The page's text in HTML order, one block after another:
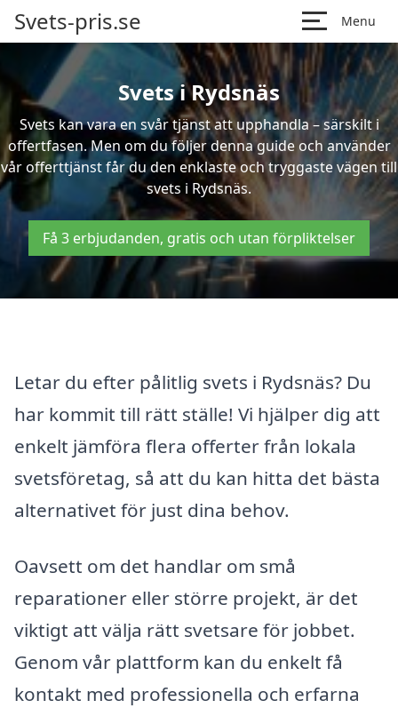
Svets-pris.se Menu
Svets i Rydsnäs
Svets kan vara en svår tjänst att upphandla – särskilt i
offertfasen. Men om du följer denna guide och använder
vår offerttjänst får du den enklaste och tryggaste vägen till
svets i Rydsnäs.
Få 3 erbjudanden, gratis och utan förpliktelser
Letar du efter pålitlig svets i Rydsnäs? Du
har kommit till rätt ställe! Vi hjälper dig att
enkelt jämföra flera offerter från lokala
svetsföretag, så att du kan hitta det bästa
alternativet för just dina behov.
Oavsett om det handlar om små
reparationer eller större projekt, är det
viktigt att välja rätt svetsare för jobbet.
Genom vår plattform kan du enkelt få
kontakt med professionella och erfarna